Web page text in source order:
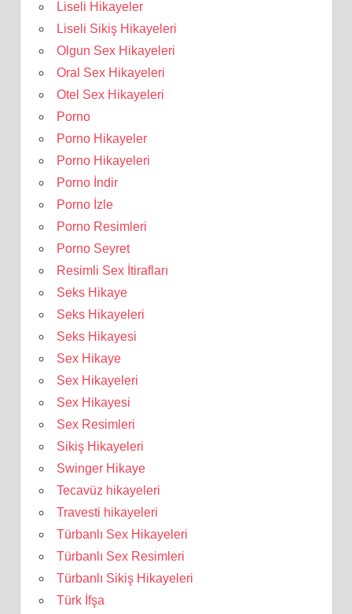
Liseli Hikayeler
Liseli Sikiş Hikayeleri
Olgun Sex Hikayeleri
Oral Sex Hikayeleri
Otel Sex Hikayeleri
Porno
Porno Hikayeler
Porno Hikayeleri
Porno İndir
Porno İzle
Porno Resimleri
Porno Seyret
Resimli Sex İtirafları
Seks Hikaye
Seks Hikayeleri
Seks Hikayesi
Sex Hikaye
Sex Hikayeleri
Sex Hikayesi
Sex Resimleri
Sikiş Hikayeleri
Swinger Hikaye
Tecavüz hikayeleri
Travesti hikayeleri
Türbanlı Sex Hikayeleri
Türbanlı Sex Resimleri
Türbanlı Sikiş Hikayeleri
Türk İfşa